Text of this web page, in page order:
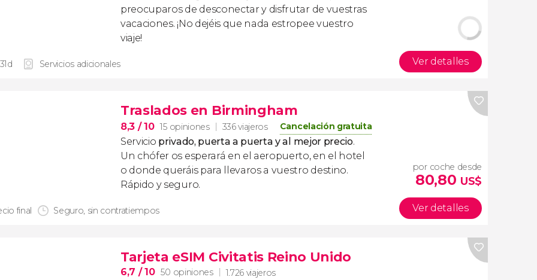
preocuparos de desconectar y disfrutar de vuestras
vacaciones. ¡No dejéis que nada estropee vuestro
viaje!
Servicios adicionales Ver detalles
Traslados en Birmingham
8,3 / 10 15 opiniones 336 viajeros Cancelación gratuita
Servicio privado, puerta a puerta y al mejor precio.
Un chófer os esperará en el aeropuerto, en el hotel
o donde queráis para llevaros a vuestro destino.
Rápido y seguro.
final Seguro, sin contratiempos
por coche desde
80,80 US$
Ver detalles
Tarjeta eSIM Civitatis Reino Unido
6,7 / 10 50 opiniones 1.726 viajeros